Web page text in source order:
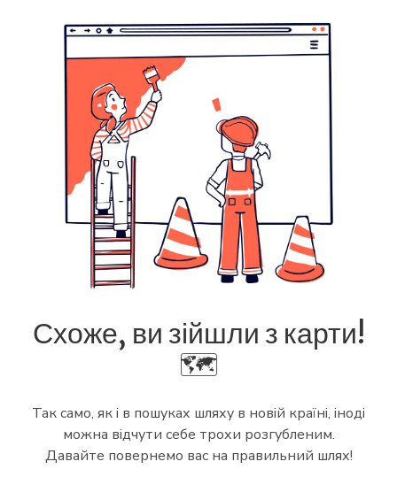
Схоже, ви зійшли з карти!
🗺️
Так само, як і в пошуках шляху в новій країні, іноді
можна відчути себе трохи розгубленим.
Давайте повернемо вас на правильний шлях!